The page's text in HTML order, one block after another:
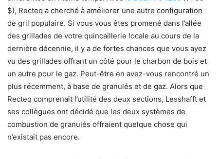
$), Recteq a cherché à améliorer une autre configuration
de gril populaire. Si vous vous êtes promené dans l’allée
des grillades de votre quincaillerie locale au cours de la
dernière décennie, il y a de fortes chances que vous ayez
vu des grillades offrant un côté pour le charbon de bois et
un autre pour le gaz. Peut-être en avez-vous rencontré un
plus récemment, à base de granulés et de gaz. Alors que
Recteq comprenait l’utilité des deux sections, Lesshafft et
ses collègues ont décidé que les deux systèmes de
combustion de granulés offraient quelque chose qui
n’existait pas encore.